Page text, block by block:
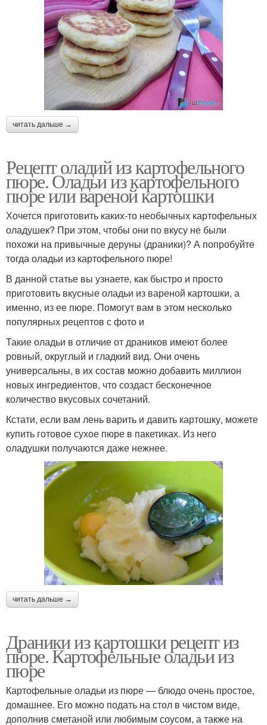
читать дальше →
Рецепт оладий из картофельного
пюре. Оладьи из картофельного
пюре или вареной картошки
Хочется приготовить каких-то необычных картофельных
оладушек? При этом, чтобы они по вкусу не были
похожи на привычные деруны (драники)? А попробуйте
тогда оладьи из картофельного пюре!
В данной статье вы узнаете, как быстро и просто
приготовить вкусные оладьи из вареной картошки, а
именно, из ее пюре. Помогут вам в этом несколько
популярных рецептов с фото и
Такие оладьи в отличие от драников имеют более
ровный, округлый и гладкий вид. Они очень
универсальны, в их состав можно добавить миллион
новых ингредиентов, что создаст бесконечное
количество вкусовых сочетаний.
Кстати, если вам лень варить и давить картошку, можете
купить готовое сухое пюре в пакетиках. Из него
оладушки получаются даже нежнее.
читать дальше →
Драники из картошки рецепт из
пюре. Картофельные оладьи из
пюре
Картофельные оладьи из пюре — блюдо очень простое,
домашнее. Его можно подать на стол в чистом виде,
дополнив сметаной или любимым соусом, а также на